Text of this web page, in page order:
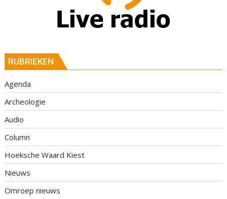
RUBRIEKEN
Agenda
Archeologie
Audio
Column
Hoeksche Waard Kiest
Nieuws
Omroep nieuws